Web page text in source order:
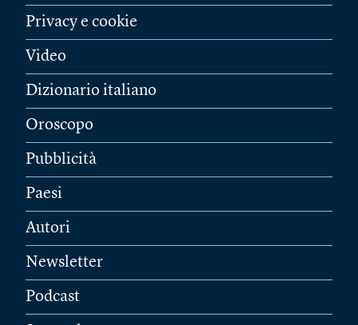
Privacy e cookie
Video
Dizionario italiano
Oroscopo
Pubblicità
Paesi
Autori
Newsletter
Podcast